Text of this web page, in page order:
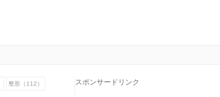
整形（112） スポンサードリンク